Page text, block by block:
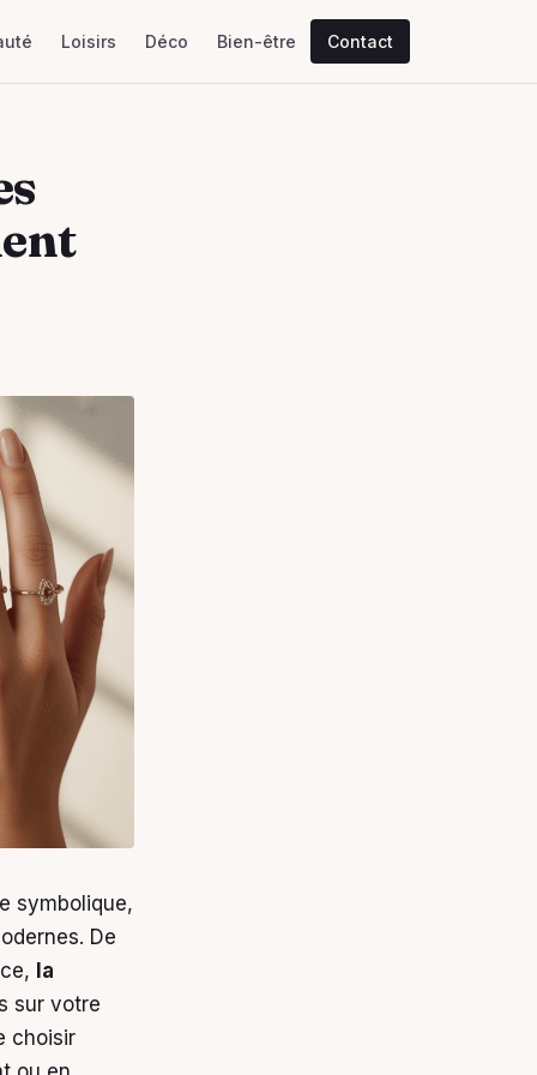
Loisirs Déco Bien-être Contact
symbolique,
De
la
sur votre
choisir